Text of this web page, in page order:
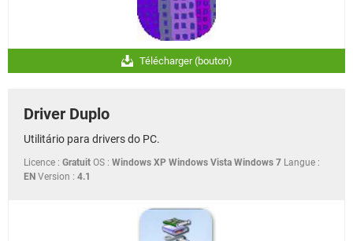
Télécharger (bouton)
Driver Duplo
Utilitário para drivers do PC.
Licence : Gratuit OS : Windows XP Windows Vista Windows 7 Langue :
EN Version : 4.1